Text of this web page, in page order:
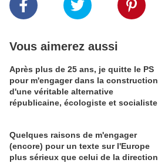
Vous aimerez aussi
Après plus de 25 ans, je quitte le PS
pour m'engager dans la construction
d'une véritable alternative
républicaine, écologiste et socialiste
Quelques raisons de m'engager
(encore) pour un texte sur l'Europe
plus sérieux que celui de la direction